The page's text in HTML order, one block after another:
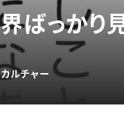
界ばっかり
カルチャー